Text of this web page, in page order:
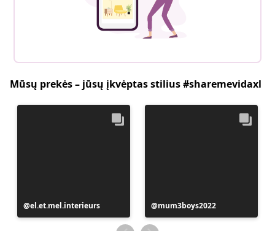
Mūsų prekės – jūsų įkvėptas stilius #sharemevidaxl
Įrašą
paskelbė
el.et.mel.interieurs
Įrašą
paskelbė
mum3boys2022